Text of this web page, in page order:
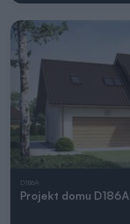
D186A
Projekt domu D186A